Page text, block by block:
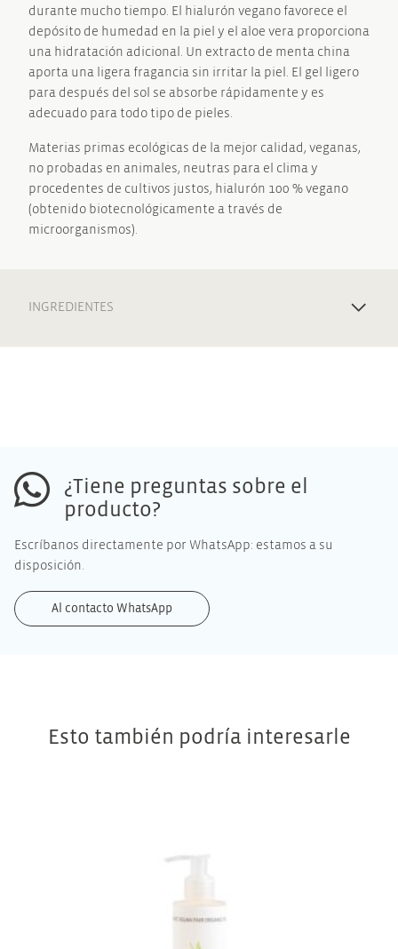
durante mucho tiempo. El hialurón vegano favorece el
depósito de humedad en la piel y el aloe vera proporciona
una hidratación adicional. Un extracto de menta china
aporta una ligera fragancia sin irritar la piel. El gel ligero
para después del sol se absorbe rápidamente y es
adecuado para todo tipo de pieles.
Materias primas ecológicas de la mejor calidad, veganas,
no probadas en animales, neutras para el clima y
procedentes de cultivos justos, hialurón 100 % vegano
(obtenido biotecnológicamente a través de
microorganismos).
INGREDIENTES
¿Tiene preguntas sobre el
producto?
Escríbanos directamente por WhatsApp: estamos a su
disposición.
Al contacto WhatsApp
Esto también podría interesarle